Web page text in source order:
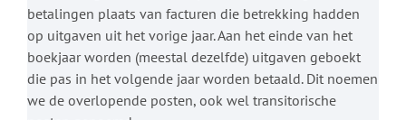
betalingen plaats van facturen die betrekking hadden
op uitgaven uit het vorige jaar. Aan het einde van het
boekjaar worden (meestal dezelfde) uitgaven geboekt
die pas in het volgende jaar worden betaald. Dit noemen
we de overlopende posten, ook wel transitorische